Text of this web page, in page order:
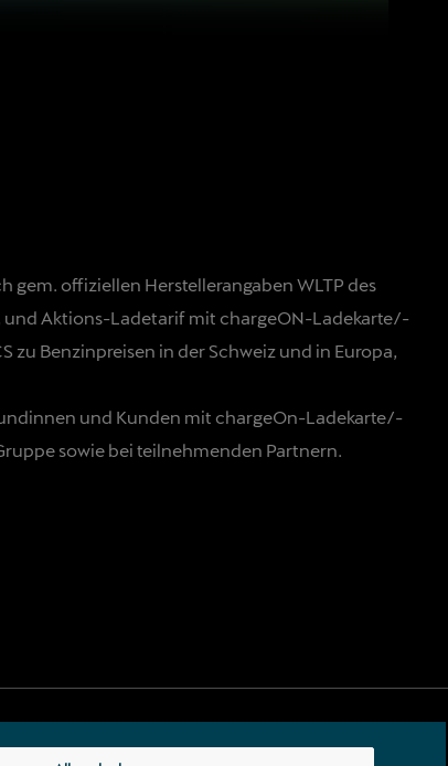
offiziellen Herstellerangaben WLTP des
und Aktions-Ladetarif mit chargeON-Ladekarte/-
zu Benzinpreisen in der Schweiz und in Europa,
und Kunden mit chargeOn-Ladekarte/-
sowie bei teilnehmenden Partnern.